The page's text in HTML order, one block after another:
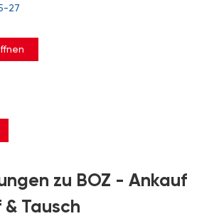
27
zu BOZ - Ankauf
Tausch